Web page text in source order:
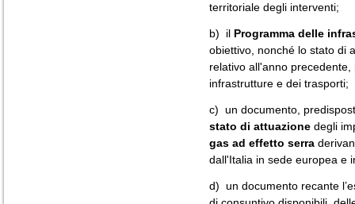
territoriale degli interventi;
b) il Programma delle
obiettivo, nonché lo stato di
relativo all'anno
infrastrutture e dei trasporti;
c) un documento,
stato di attuazione degli
gas ad effetto serra
dall'Italia in sede europea e
d) un documento recante